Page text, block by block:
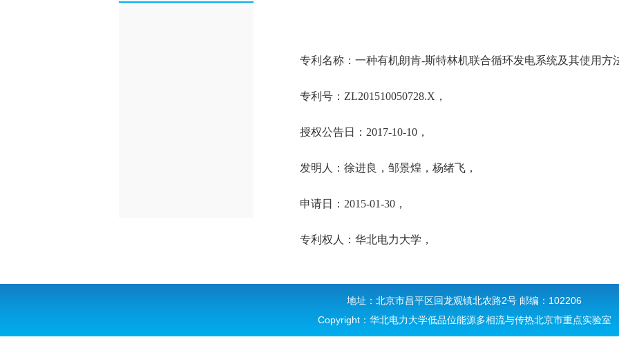
专利名称： 一种有机朗肯-斯特林机联合循环发电系统及其使用方
专利号： ZL201510050728.X ，
授权公告日： 2017-10-10 ，
发明人：徐进良，邹景煌，杨绪飞，
申请日： 2015-01-30 ，
专利权人：华北电力大学，
地址：北京市昌平区回龙观镇北农路2号 邮编：102206
Copyright：华北电力大学低品位能源多相流与传热北京市重点实验室